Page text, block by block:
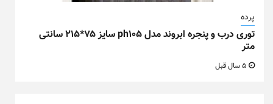
پرده
توری درب و پنجره ابروند مدل ph105 سایز ۷۵*۲۱۵ سانتی
متر